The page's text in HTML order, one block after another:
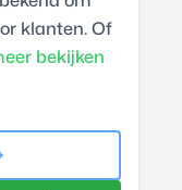
klanten. Of
bekijken